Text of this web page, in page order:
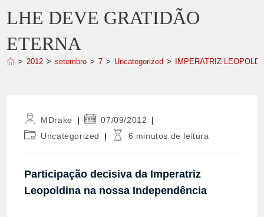
LHE DEVE GRATIDÃO
ETERNA
> 2012 > setembro > 7 > Uncategorized > IMPERATRIZ
Autor
do
post:
MDrake
Post
publicado:
07/09/2012
Categoria
Uncategorized
Tempo6 minutos de leitura
Participação decisiva da Imperatriz
Leopoldina na nossa Independência